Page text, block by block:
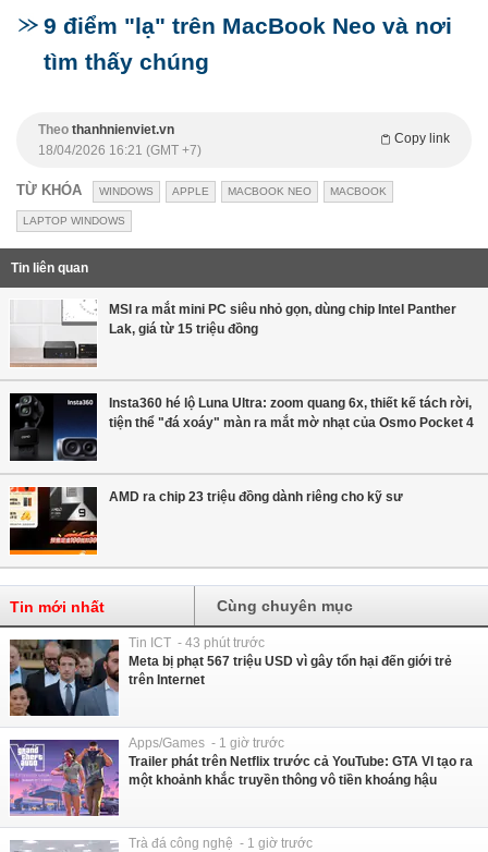
9 điểm "lạ" trên MacBook Neo và nơi
tìm thấy chúng
Theo thanhnienviet.vn
Copy link
18/04/2026 16:21 (GMT +7)
TỪ KHÓA WINDOWS APPLE MACBOOK NEO MACBOOK
LAPTOP WINDOWS
Tin liên quan
MSI ra mắt mini PC siêu nhỏ gọn, dùng chip Intel Panther
Lak, giá từ 15 triệu đồng
Insta360 hé lộ Luna Ultra: zoom quang 6x, thiết kế tách rời,
tiện thể "đá xoáy" màn ra mắt mờ nhạt của Osmo Pocket 4
AMD ra chip 23 triệu đồng dành riêng cho kỹ sư
Tin mới nhất Cùng chuyên mục
Tin ICT - 43 phút trước
Meta bị phạt 567 triệu USD vì gây tổn hại đến giới trẻ
trên Internet
Apps/Games - 1 giờ trước
Trailer phát trên Netflix trước cả YouTube: GTA VI tạo ra
một khoảnh khắc truyền thông vô tiền khoáng hậu
Trà đá công nghệ - 1 giờ trước